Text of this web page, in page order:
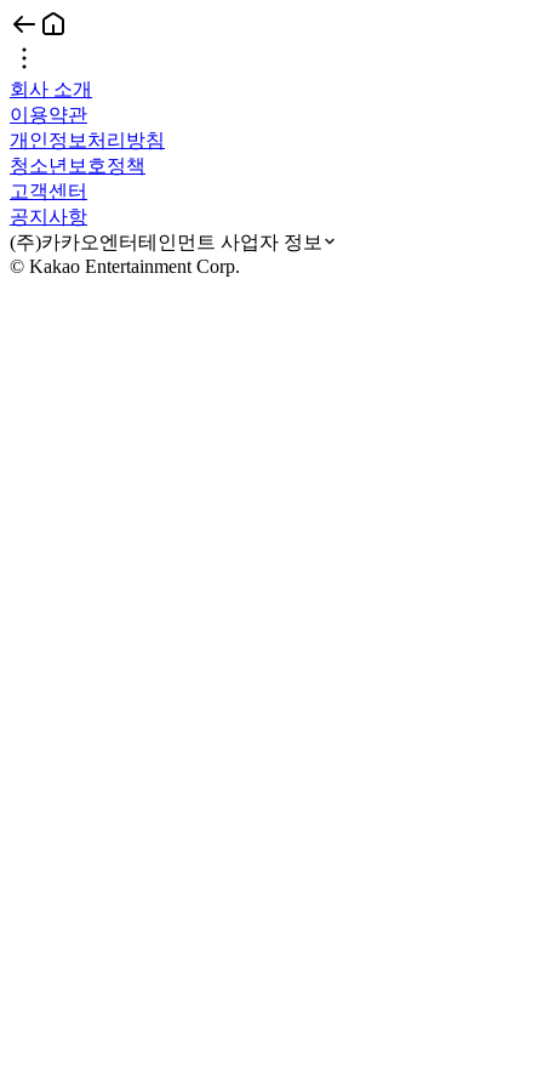
회사 소개
이용약관
개인정보처리방침
청소년보호정책
고객센터
공지사항
(주)카카오엔터테인먼트 사업자 정보
© Kakao Entertainment Corp.